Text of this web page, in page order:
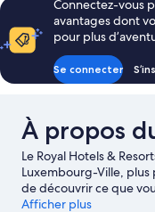
Connectez-vous
avantages dont
pour plus
Se connecter
À propos
Le Royal Hotels &
Luxembourg-Ville, plus
de découvrir ce que
vers les célèbres Place
Afficher plus